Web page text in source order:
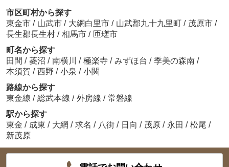
市区町村から探す
東金市 / 山武市 / 大網白里市 / 山武郡九十九里町 / 茂原市 /
長生郡長生村 / 相馬市 / 匝瑳市
町名から探す
田間 / 菱沼 / 南横川 / 極楽寺 / みずほ台 / 季美の森南 /
本須賀 / 西野 / 小泉 / 小関
路線から探す
東金線 / 総武本線 / 外房線 / 常磐線
駅から探す
東金 / 成東 / 大網 / 求名 / 八街 / 日向 / 茂原 / 永田 / 松尾 /
新茂原